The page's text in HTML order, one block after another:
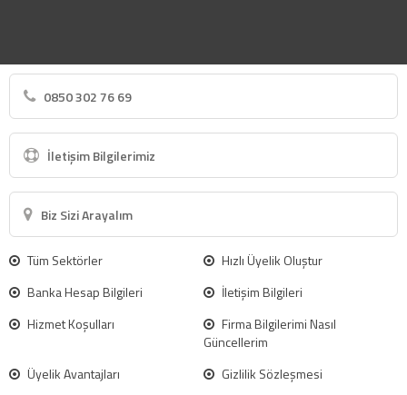
0850 302 76 69
İletişim Bilgilerimiz
Biz Sizi Arayalım
Tüm Sektörler
Hızlı Üyelik Oluştur
Banka Hesap Bilgileri
İletişim Bilgileri
Hizmet Koşulları
Firma Bilgilerimi Nasıl
Güncellerim
Üyelik Avantajları
Gizlilik Sözleşmesi